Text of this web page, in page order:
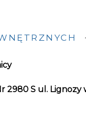
S ul. Lignozy